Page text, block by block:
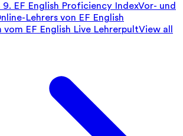
9. EF English Proficiency IndexVor- und
Lehrers von EF English
vom EF English Live LehrerpultView all